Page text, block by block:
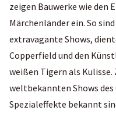
zeigen Bauwerke wie den
Märchenländer ein. So
extravagante Shows,
Copperfield und den
weißen Tigern als Kulisse.
weltbekannten Shows des
Spezialeffekte bekannt